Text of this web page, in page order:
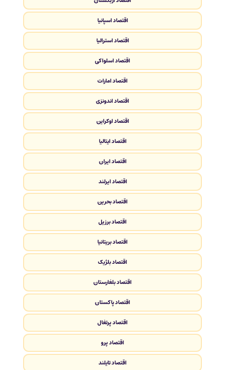
اقتصاد اسپانیا
اقتصاد استرالیا
اقتصاد اسلواکی
اقتصاد امارات
اقتصاد اندونزی
اقتصاد اوکراین
اقتصاد ایتالیا
اقتصاد ایران
اقتصاد ایرلند
اقتصاد بحرین
اقتصاد برزیل
اقتصاد بریتانیا
اقتصاد بلژیک
اقتصاد بلغارستان
اقتصاد پاکستان
اقتصاد پرتغال
اقتصاد پرو
اقتصاد تایلند